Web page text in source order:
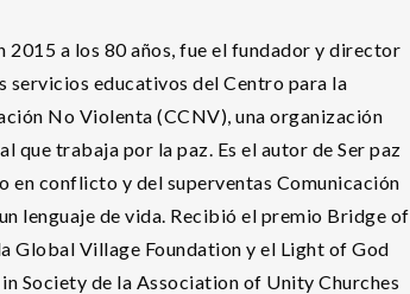
2015 a los 80 años, fue el fundador y director
servicios educativos del Centro para la
No Violenta (CCNV), una organización
que trabaja por la paz. Es el autor de Ser paz
en conflicto y del superventas Comunicación
lenguaje de vida. Recibió el premio Bridge of
Global Village Foundation y el Light of God
Society de la Association of Unity Churches